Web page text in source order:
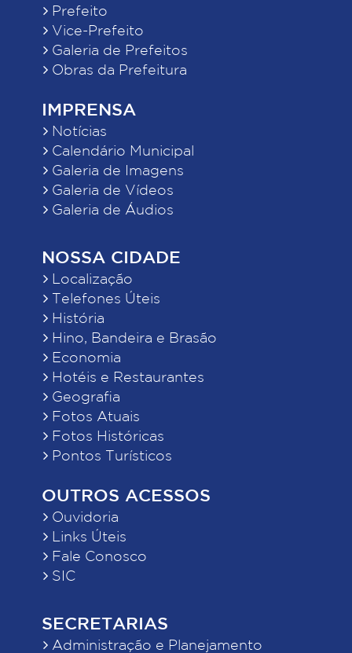
Prefeito
Vice-Prefeito
Galeria de Prefeitos
Obras da Prefeitura
IMPRENSA
Notícias
Calendário Municipal
Galeria de Imagens
Galeria de Vídeos
Galeria de Áudios
NOSSA CIDADE
Localização
Telefones Úteis
História
Hino, Bandeira e Brasão
Economia
Hotéis e Restaurantes
Geografia
Fotos Atuais
Fotos Históricas
Pontos Turísticos
OUTROS ACESSOS
Ouvidoria
Links Úteis
Fale Conosco
SIC
SECRETARIAS
Administração e Planejamento